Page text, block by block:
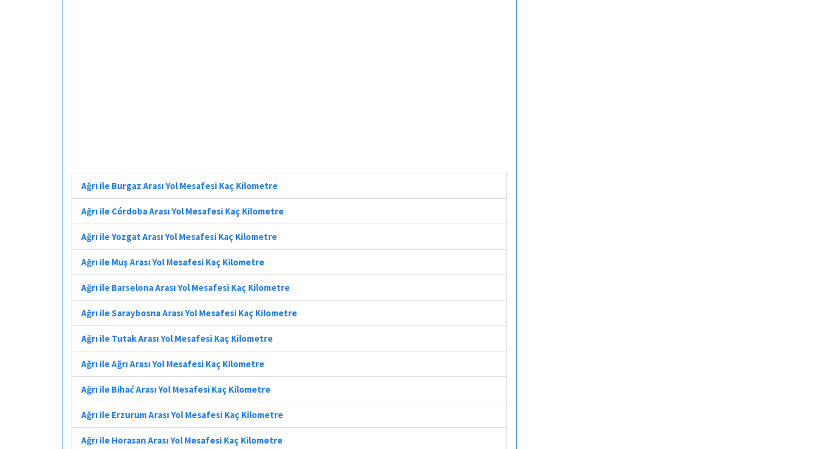
Ağrı ile Burgaz Arası Yol Mesafesi Kaç Kilometre
Ağrı ile Córdoba Arası Yol Mesafesi Kaç Kilometre
Ağrı ile Yozgat Arası Yol Mesafesi Kaç Kilometre
Ağrı ile Muş Arası Yol Mesafesi Kaç Kilometre
Ağrı ile Barselona Arası Yol Mesafesi Kaç Kilometre
Ağrı ile Saraybosna Arası Yol Mesafesi Kaç Kilometre
Ağrı ile Tutak Arası Yol Mesafesi Kaç Kilometre
Ağrı ile Ağrı Arası Yol Mesafesi Kaç Kilometre
Ağrı ile Bihać Arası Yol Mesafesi Kaç Kilometre
Ağrı ile Erzurum Arası Yol Mesafesi Kaç Kilometre
Ağrı ile Horasan Arası Yol Mesafesi Kaç Kilometre